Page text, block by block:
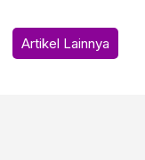
Artikel Lainnya